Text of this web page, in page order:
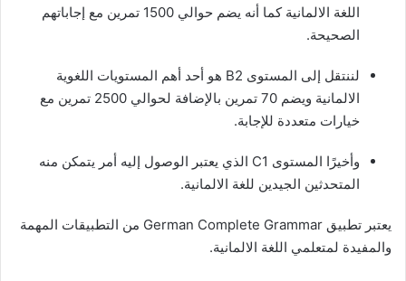
اللغة الالمانية كما أنه يضم حوالي 1500 تمرين مع إجاباتهم
الصحيحة.
لننتقل إلى المستوى B2 هو أحد أهم المستويات اللغوية
الالمانية ويضم 70 تمرين بالإضافة لحوالي 2500 تمرين مع
خيارات متعددة للإجابة.
وأخيرًا المستوى C1 الذي يعتبر الوصول إليه أمر يتمكن منه
المتحدثين الجيدين للغة الالمانية.
يعتبر تطبيق German Complete Grammar من التطبيقات المهمة
والمفيدة لمتعلمي اللغة الالمانية.